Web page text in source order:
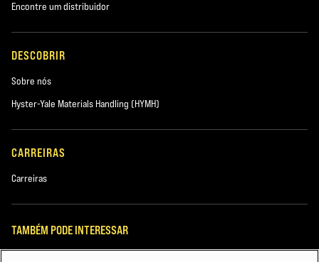
Encontre um distribuidor
DESCOBRIR
Sobre nós
Hyster-Yale Materials Handling (HYMH)
CARREIRAS
Carreiras
TAMBÉM PODE INTERESSAR